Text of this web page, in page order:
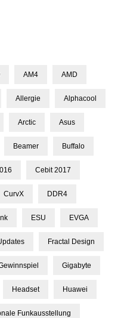
AM4 AMD
Allergie Alphacool
Arctic Asus
Beamer Buffalo
Cebit 2017
CurvX DDR4
ESU EVGA
Fractal Design
Gigabyte
Headset Huawei
Funkausstellung